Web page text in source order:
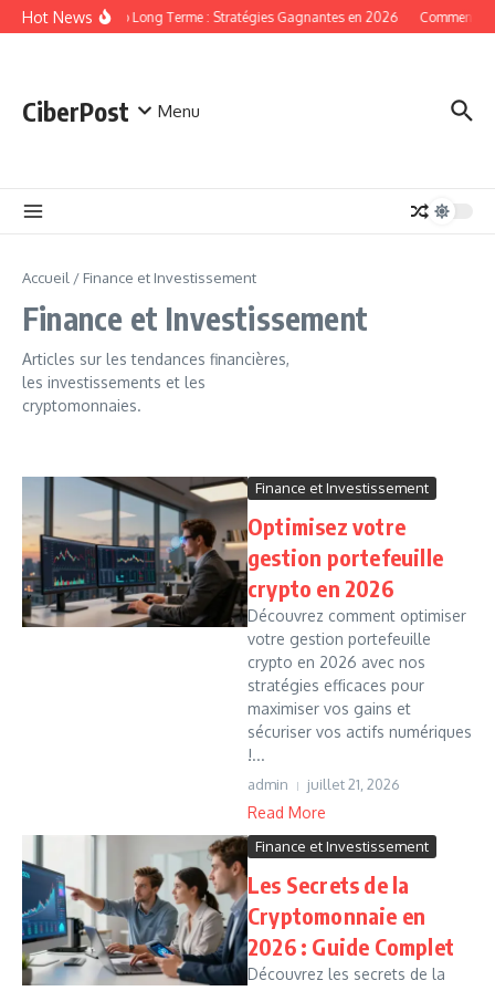
Aller au contenu
Hot NewsCrypto Long Terme : Stratégies Gagnantes en 2026 Comment
CiberPost Menu
Accueil / Finance et Investissement
Finance et Investissement
Articles sur les tendances financières,
les investissements et les
cryptomonnaies.
Finance et Investissement
Optimisez votre
gestion portefeuille
crypto en 2026
Découvrez comment optimiser
votre gestion portefeuille
crypto en 2026 avec nos
stratégies efficaces pour
maximiser vos gains et
sécuriser vos actifs numériques
!...
admin juillet 21, 2026
Read More
Finance et Investissement
Les Secrets de la
Cryptomonnaie en
2026 : Guide Complet
Découvrez les secrets de la